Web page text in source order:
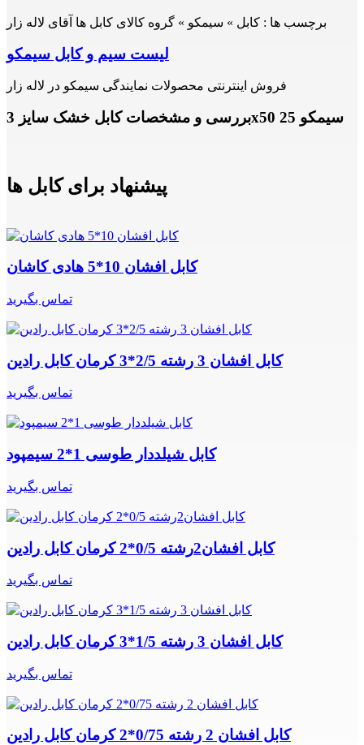
برچسب ها : کابل » سیمکو » گروه کالای کابل ها آقای لاله زار
لیست سیم و کابل سیمکو
فروش اینترنتی محصولات نمایندگی سیمکو در لاله زار
بررسی و مشخصات کابل خشک سایز 3x50 25 سیمکو
پیشنهاد برای کابل ها
کابل افشان 10*5 هادی کاشان
تماس بگیرید
کابل افشان 3 رشته 2/5*3 کرمان کابل رادین
تماس بگیرید
کابل شیلددار طوسی 1*2 سیمپود
تماس بگیرید
کابل افشان2رشته 0/5*2 کرمان کابل رادین
تماس بگیرید
کابل افشان 3 رشته 1/5*3 کرمان کابل رادین
تماس بگیرید
کابل افشان 2 رشته 0/75*2 کرمان کابل رادین